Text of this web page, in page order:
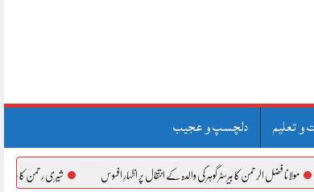
تعلیم دلچسپ و عجیب
بیرسٹر گوہر کی والدہ کے انتقال پر اظہارِ افسوس شیری رحمن کا بیرسٹر گوہر کی والدہ کے انتقال